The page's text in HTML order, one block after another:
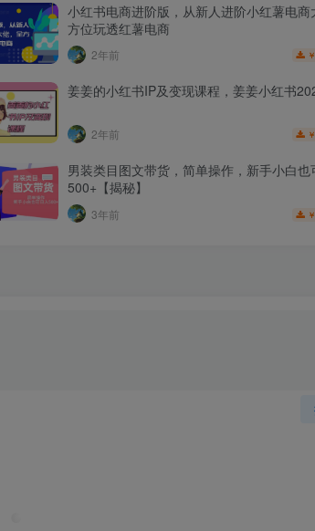
小红书电商进阶版，从新人进阶小红薯电商
方位玩透红薯电商
2年前 ￥
姜姜的小红书IP及变现课程，姜姜小红书
2年前 ￥
男装类目图文带货，简单操作，新手小白也
500+【揭秘】
3年前 ￥